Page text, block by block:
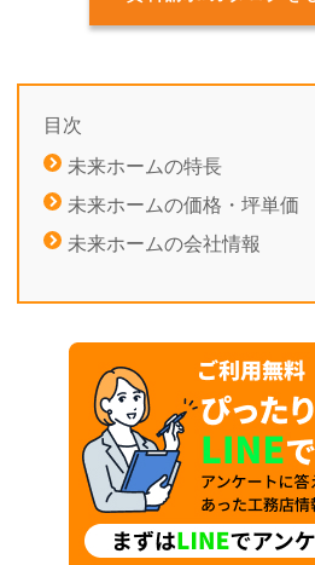
目次
未来ホームの特長
未来ホームの価格・坪単価
未来ホームの会社情報